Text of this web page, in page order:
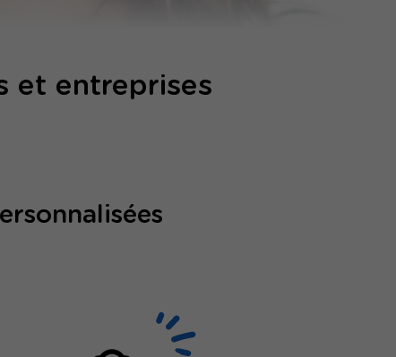
et entreprises